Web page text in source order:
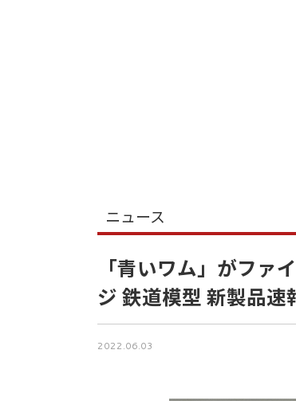
ニュース
「青いワム」がファ
ジ 鉄道模型 新製品速
2022.06.03